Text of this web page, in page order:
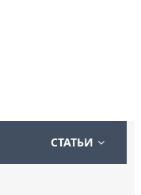
СТАТЬИ